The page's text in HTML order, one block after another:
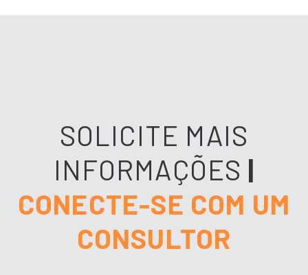
SOLICITE MAIS
INFORMAÇÕES |
CONECTE-SE COM UM
CONSULTOR